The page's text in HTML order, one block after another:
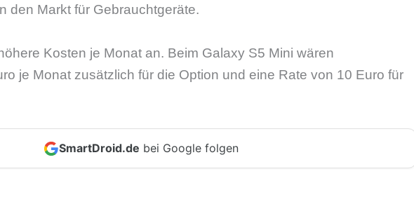
den Markt für Gebrauchtgeräte.
Kosten je Monat an. Beim Galaxy S5 Mini wären
je Monat zusätzlich für die Option und eine Rate von 10 Euro für
SmartDroid.de bei Google folgen